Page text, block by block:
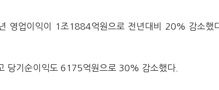
영업이익이 1조1884억원으로 전년대비 20% 감소했
당기순이익도 6175억원으로 30% 감소했다.